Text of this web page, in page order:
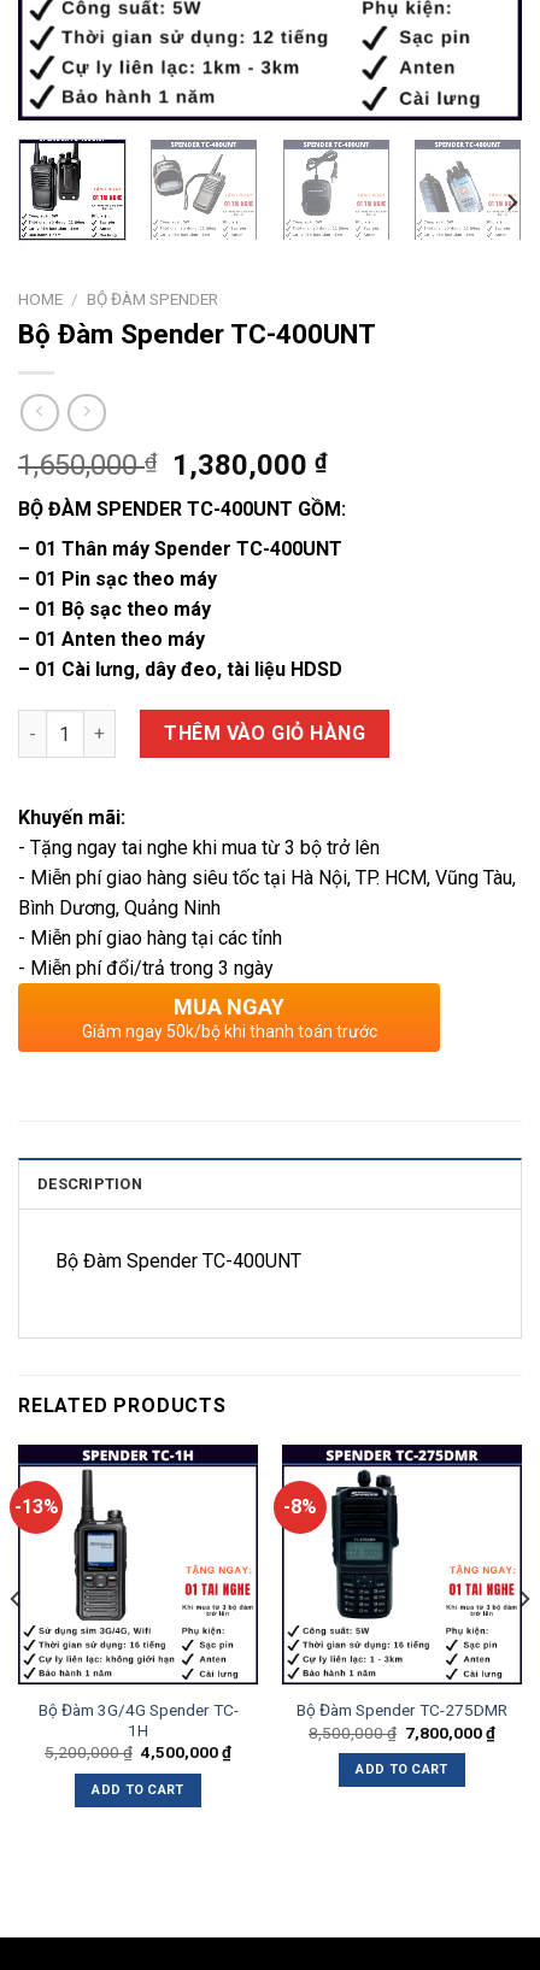
HOME / BỘ ĐÀM SPENDER
Bộ Đàm Spender TC-400UNT
1,650,000₫ 1,380,000₫
BỘ ĐÀM SPENDER TC-400UNT GỒM:
– 01 Thân máy Spender TC-400UNT
– 01 Pin sạc theo máy
– 01 Bộ sạc theo máy
– 01 Anten theo máy
– 01 Cài lưng, dây đeo, tài liệu HDSD
Quantity THÊM VÀO GIỎ HÀNG
Khuyến mãi:
- Tặng ngay tai nghe khi mua từ 3 bộ trở lên
- Miễn phí giao hàng siêu tốc tại Hà Nội, TP. HCM, Vũng Tàu,
Bình Dương, Quảng Ninh
- Miễn phí giao hàng tại các tỉnh
- Miễn phí đổi/trả trong 3 ngày
MUA NGAY
Giảm ngay 50k/bộ khi thanh toán trước
DESCRIPTION
Bộ Đàm Spender TC-400UNT
RELATED PRODUCTS
-13%
Bộ Đàm 3G/4G Spender TC-
1H
5,200,000₫ 4,500,000₫
ADD TO CART
-8%
Bộ Đàm Spender TC-275DMR
8,500,000₫ 7,800,000₫
ADD TO CART